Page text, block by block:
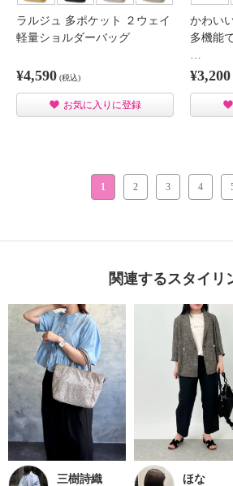
ラルジュ 多ポケット ２ウェイ
軽量ショルダーバッグ
¥4,590 (税込)
お気に入りに登録
かわい
多機能
¥3,200
1 2 3 4
関連するスタイリ
三樹詩織 ほな